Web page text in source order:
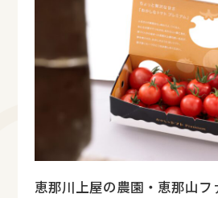
恵那川上屋の農園・恵那山フ